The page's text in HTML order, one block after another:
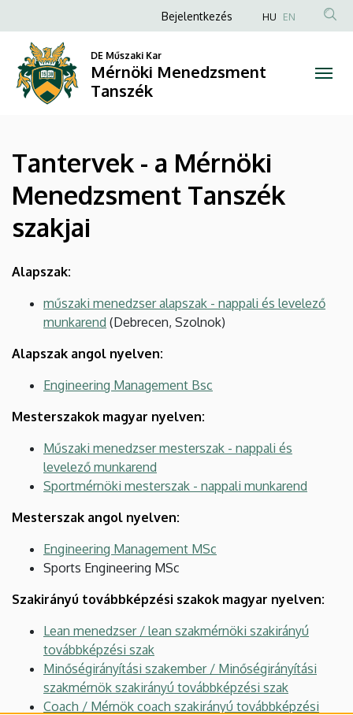
Mérnöki
Menedzsment
Tanszék
szakjai
Mérnöki
Menedzsment
Tanszék
a
tartalomra
Anonim
fiók
menüje
Bejelentkezés HU EN
DE Műszaki Kar
Mérnöki Menedzsment
Tanszék
Tantervek - a Mérnöki
Menedzsment Tanszék
szakjai
Alapszak:
műszaki menedzser alapszak - nappali és levelező
munkarend (Debrecen, Szolnok)
Alapszak angol nyelven:
Engineering Management Bsc
Mesterszakok magyar nyelven:
Műszaki menedzser mesterszak - nappali és
levelező munkarend
Sportmérnöki mesterszak - nappali munkarend
Mesterszak angol nyelven:
Engineering Management MSc
Sports Engineering MSc
Szakirányú továbbképzési szakok magyar nyelven:
Lean menedzser / lean szakmérnöki szakirányú
továbbképzési szak
Minőségirányítási szakember / Minőségirányítási
szakmérnök szakirányú továbbképzési szak
Coach / Mérnök coach szakirányú továbbképzési